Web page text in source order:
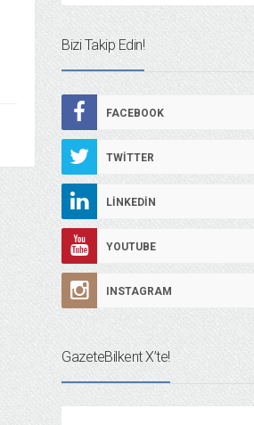
Bizi Takip Edin!
FACEBOOK
TWITTER
LINKEDIN
YOUTUBE
INSTAGRAM
GazeteBilkent X’te!